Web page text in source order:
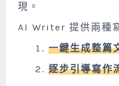
現。
AI Writer 提供兩種
一鍵生成整篇
逐步引導寫作